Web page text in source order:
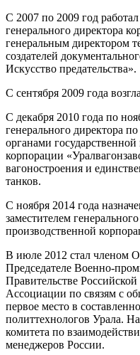
С 2007 по 2009 год
генерального директора
генеральным директором
создателей
Искусство предательства».
С сентября 2009 года
С декабря 2010 года по
генерального директора
органами
корпорации
вагоностроения и
танков.
С ноября 2014 года
заместителем
производственной
В июле 2012 стал членом
Председателе Военно-
Правительстве
Ассоциации по связям с
первое место в
политтехнологов Урала.
комитета по
менеджеров России.